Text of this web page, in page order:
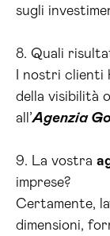
sugli
8. Quali
I nostri clienti
della visibilità
all’Agenzia
9. La vostra
imprese?
Certamente,
dimensioni,